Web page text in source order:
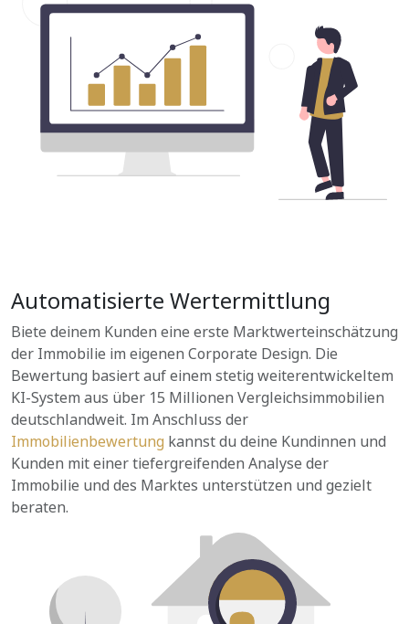
Automatisierte Wertermittlung
Biete deinem Kunden eine erste Marktwerteinschätzung
der Immobilie im eigenen Corporate Design. Die
Bewertung basiert auf einem stetig weiterentwickeltem
KI-System aus über 15 Millionen Vergleichsimmobilien
deutschlandweit. Im Anschluss der
Immobilienbewertung kannst du deine Kundinnen und
Kunden mit einer tiefergreifenden Analyse der
Immobilie und des Marktes unterstützen und gezielt
beraten.